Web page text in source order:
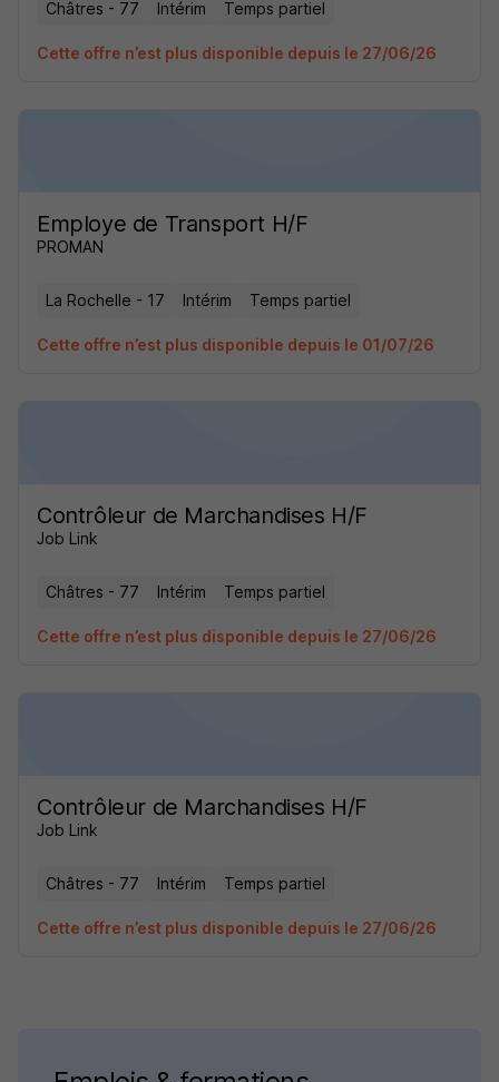
Châtres - 77 Intérim Temps partiel
Cette offre n’est plus disponible depuis le 27/06/26
Employe de Transport H/F
PROMAN
La Rochelle - 17 Intérim Temps partiel
Cette offre n’est plus disponible depuis le 01/07/26
Contrôleur de Marchandises H/F
Job Link
Châtres - 77 Intérim Temps partiel
Cette offre n’est plus disponible depuis le 27/06/26
Contrôleur de Marchandises H/F
Job Link
Châtres - 77 Intérim Temps partiel
Cette offre n’est plus disponible depuis le 27/06/26